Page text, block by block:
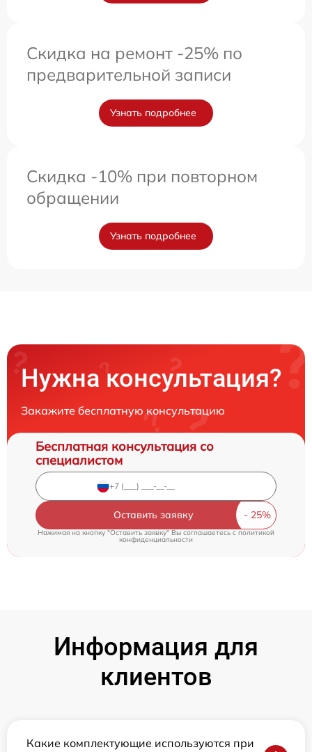
Скидка на ремонт -25% по
предварительной записи
Узнать подробнее
Скидка -10% при повторном
обращении
Узнать подробнее
Нужна консультация?
Закажите бесплатную консультацию
Бесплатная консультация со
специалистом
Оставить заявку
Нажимая на кнопку "Оставить заявку" Вы соглашаетесь cполитикой
конфиденциальности
Информация для
клиентов
Какие комплектующие используются при